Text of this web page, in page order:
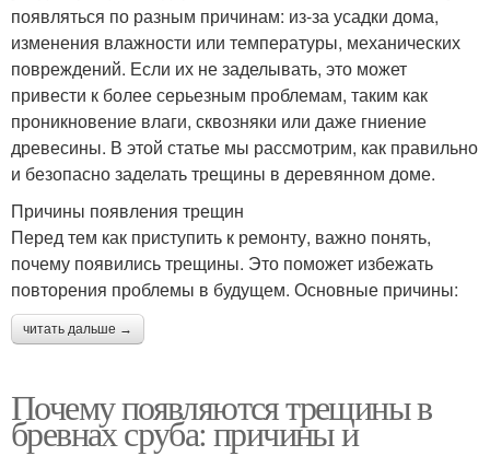
появляться по разным причинам: из-за усадки дома,
изменения влажности или температуры, механических
повреждений. Если их не заделывать, это может
привести к более серьезным проблемам, таким как
проникновение влаги, сквозняки или даже гниение
древесины. В этой статье мы рассмотрим, как правильно
и безопасно заделать трещины в деревянном доме.
Причины появления трещин
Перед тем как приступить к ремонту, важно понять,
почему появились трещины. Это поможет избежать
повторения проблемы в будущем. Основные причины:
читать дальше →
Почему появляются трещины в
бревнах сруба: причины и